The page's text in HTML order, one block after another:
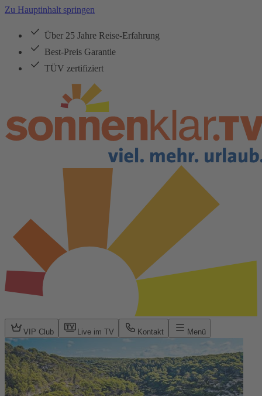
Zu Hauptinhalt springen
Über 25 Jahre Reise-Erfahrung
Best-Preis Garantie
TÜV zertifiziert
VIP Club Live im TV Kontakt Menü